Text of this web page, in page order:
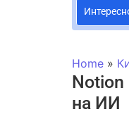
Home »
Notion
на ИИ